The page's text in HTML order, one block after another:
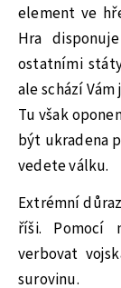
element ve
Hra
ostatními
ale schází
Tu však
být ukradena
vedete válku.
Extrémní
říši. Pomocí
verbovat
surovinu.